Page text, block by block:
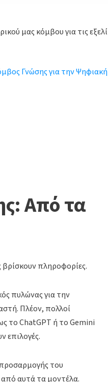
μας κόμβου για τις
Γνώσης για την
Από τα
βρίσκουν πληροφορίες.
πυλώνας για την
Πλέον, πολλοί
το ChatGPT ή το Gemini
επιλογές.
προσαρμογής του
από αυτά τα μοντέλα.